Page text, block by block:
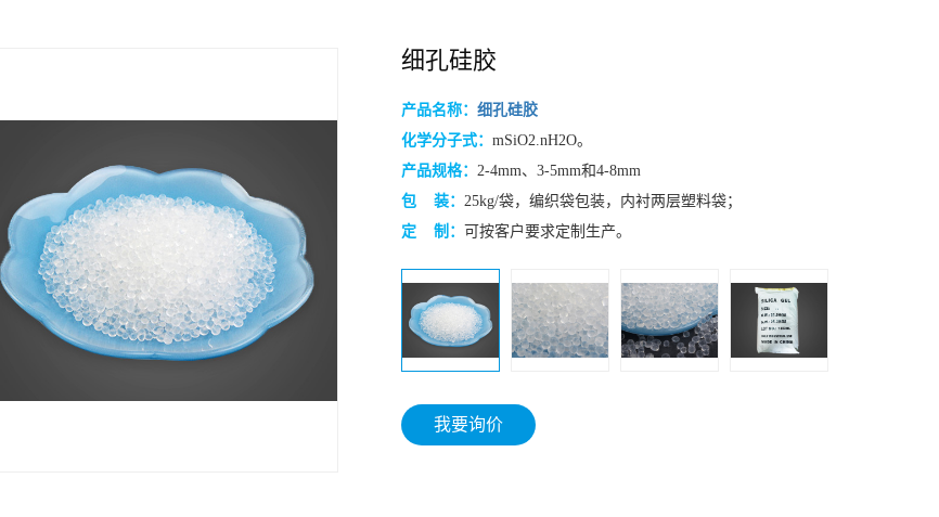
细孔硅胶
产品名称：细孔硅胶
化学分子式：mSiO2.nH2O。
产品规格：2-4mm、3-5mm和4-8mm
包 装：25kg/袋，编织袋包装，内衬两层塑料袋；
定 制：
可按客户要求定制生产。
我要询价